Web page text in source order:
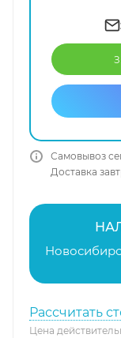
Самовывоз
Доставка
Рассчитать
Цена